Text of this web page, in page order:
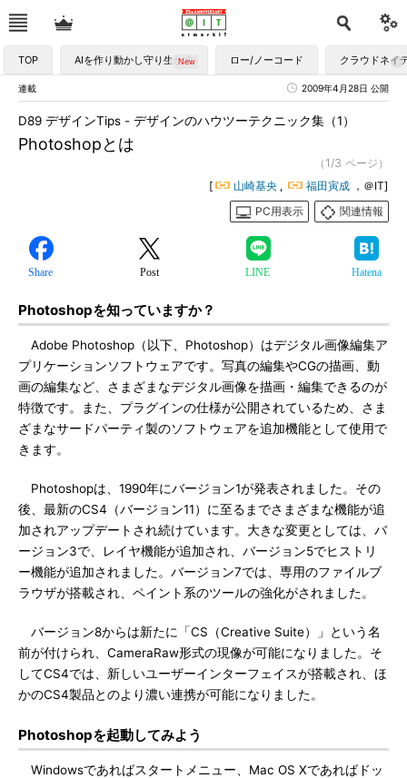
TOP AIを作り動かし守り生かす ロー/ノーコード クラウドネイ
連載 2009年4月28日 公開
Photoshopとは
D89 デザインTips - デザインのハウツーテクニック集（1）
（1/3 ページ）
[
山崎基央 , 福田寅成 ，＠IT]
PC用表示
関連情報
Share Post LINE Hatena
Photoshopを知っていますか？
Adobe Photoshop（以下、Photoshop）はデジタル画像編集ア
プリケーションソフトウェアです。写真の編集やCGの描画、動
画の編集など、さまざまなデジタル画像を描画・編集できるのが
特徴です。また、プラグインの仕様が公開されているため、さま
ざまなサードパーティ製のソフトウェアを追加機能として使用で
きます。
Photoshopは、1990年にバージョン1が発表されました。その
後、最新のCS4（バージョン11）に至るまでさまざまな機能が追
加されアップデートされ続けています。大きな変更としては、バ
ージョン3で、レイヤ機能が追加され、バージョン5でヒストリ
ー機能が追加されました。バージョン7では、専用のファイルブ
ラウザが搭載され、ペイント系のツールの強化がされました。
バージョン8からは新たに「CS（Creative Suite）」という名
前が付けられ、CameraRaw形式の現像が可能になりました。そ
してCS4では、新しいユーザーインターフェイスが搭載され、ほ
かのCS4製品とのより濃い連携が可能になりました。
Photoshopを起動してみよう
Windowsであればスタートメニュー、Mac OS Xであればドッ